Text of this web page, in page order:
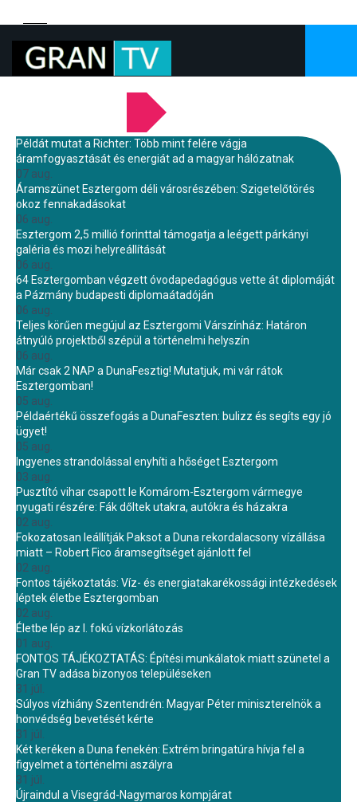
Példát mutat a Richter: Több mint felére vágja
áramfogyasztását és energiát ad a magyar hálózatnak
07 aug.
Áramszünet Esztergom déli városrészében: Szigetelőtörés
okoz fennakadásokat
06 aug.
Esztergom 2,5 millió forinttal támogatja a leégett párkányi
galéria és mozi helyreállítását
06 aug.
64 Esztergomban végzett óvodapedagógus vette át diplomáját
a Pázmány budapesti diplomaátadóján
06 aug.
Teljes körűen megújul az Esztergomi Várszínház: Határon
átnyúló projektből szépül a történelmi helyszín
06 aug.
Már csak 2 NAP a DunaFesztig! Mutatjuk, mi vár rátok
Esztergomban!
05 aug.
Példaértékű összefogás a DunaFeszten: bulizz és segíts egy jó
ügyet!
05 aug.
Ingyenes strandolással enyhíti a hőséget Esztergom
03 aug.
Pusztító vihar csapott le Komárom-Esztergom vármegye
nyugati részére: Fák dőltek utakra, autókra és házakra
02 aug.
Fokozatosan leállítják Paksot a Duna rekordalacsony vízállása
miatt – Robert Fico áramsegítséget ajánlott fel
02 aug.
Fontos tájékoztatás: Víz- és energiatakarékossági intézkedések
léptek életbe Esztergomban
02 aug.
Életbe lép az I. fokú vízkorlátozás
01 aug.
FONTOS TÁJÉKOZTATÁS: Építési munkálatok miatt szünetel a
Gran TV adása bizonyos településeken
31 júl.
Súlyos vízhiány Szentendrén: Magyar Péter miniszterelnök a
honvédség bevetését kérte
31 júl.
Két keréken a Duna fenekén: Extrém bringatúra hívja fel a
figyelmet a történelmi aszályra
31 júl.
Újraindul a Visegrád-Nagymaros kompjárat